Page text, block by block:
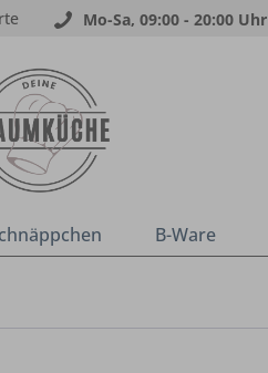
Mo-Sa, 09:00 - 20:00 Uhr
B-Ware